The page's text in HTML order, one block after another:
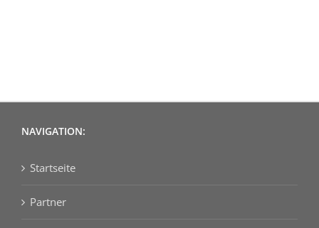
NAVIGATION:
Startseite
Partner